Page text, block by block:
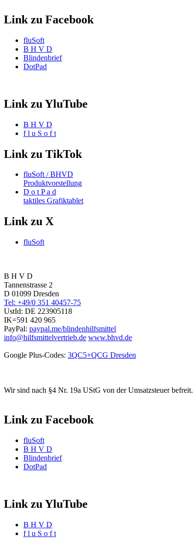
Link zu Facebook
fluSoft
B H V D
Blindenbrief
DotPad
Link zu YluTube
B H V D
f l u S o f t
Link zu TikTok
fluSoft / BHVD
Produktvorstellung
D o t P a d
taktiles Grafiktablet
Link zu X
fluSoft
B H V D
Tannenstrasse 2
D 01099 Dresden
Tel: +49/0 351 40457-75
UstId: DE 223905118
IK=591 420 965
PayPal: paypal.me/blindenhilfsmittel
info@hilfsmittelvertrieb.de www.bhvd.de
Google Plus-Codes: 3QC5+QCG Dresden
Wir sind nach §4 Nr. 19a UStG von der Umsatzsteuer befreit.
Link zu Facebook
fluSoft
B H V D
Blindenbrief
DotPad
Link zu YluTube
B H V D
f l u S o f t